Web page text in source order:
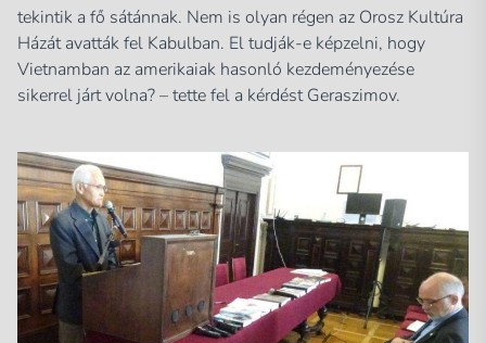
tekintik a fő sátánnak. Nem is olyan régen az Orosz Kultúra
Házát avatták fel Kabulban. El tudják-e képzelni, hogy
Vietnamban az amerikaiak hasonló kezdeményezése
sikerrel járt volna? – tette fel a kérdést Geraszimov.